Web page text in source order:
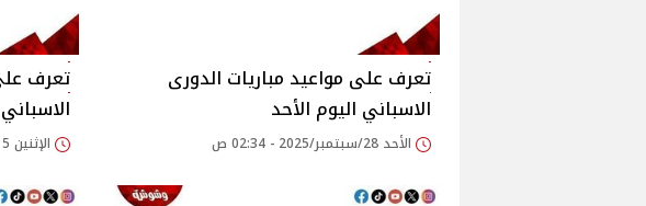
تعرف على مواعيد مباريات الدورى
الاسباني اليوم الأحد
الأحد 28/سبتمبر/2025 - 02:34 ص
تعرف
الإثنين 15/سبتمبر/2025 - 08:06 ص